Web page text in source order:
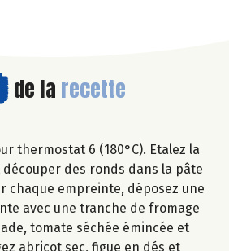
de la recette
thermostat 6 (180°C). Etalez la
des ronds dans la pâte
chaque empreinte, déposez une
avec une tranche de fromage
tomate séchée émincée et
abricot sec, figue en dés et